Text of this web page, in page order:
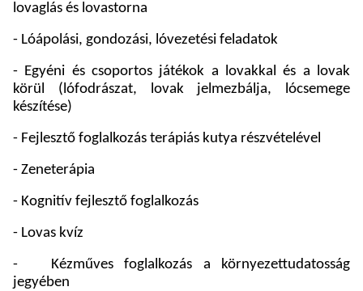
lovaglás és lovastorna
- Lóápolási, gondozási, lóvezetési feladatok
- Egyéni és csoportos játékok a lovakkal és a lovak
körül (lófodrászat, lovak jelmezbálja, lócsemege
készítése)
- Fejlesztő foglalkozás terápiás kutya részvételével
- Zeneterápia
- Kognitív fejlesztő foglalkozás
- Lovas kvíz
-
Kézműves foglalkozás a környezettudatosság
jegyében